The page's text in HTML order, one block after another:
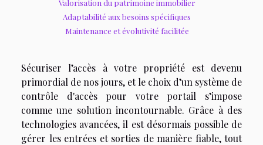
Valorisation du patrimoine immobilier
Adaptabilité aux besoins spécifiques
Maintenance et évolutivité facilitée
Sécuriser l’accès à votre propriété est devenu
primordial de nos jours, et le choix d’un système de
contrôle d'accès pour votre portail s’impose
comme une solution incontournable. Grâce à des
technologies avancées, il est désormais possible de
gérer les entrées et sorties de manière fiable, tout